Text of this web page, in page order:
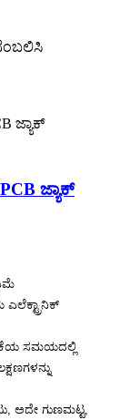
ಜ್ಯಾಕ್
ಸಮಯದಲ್ಲಿ
ಅದೇ ಗುಣಮಟ್ಟ,